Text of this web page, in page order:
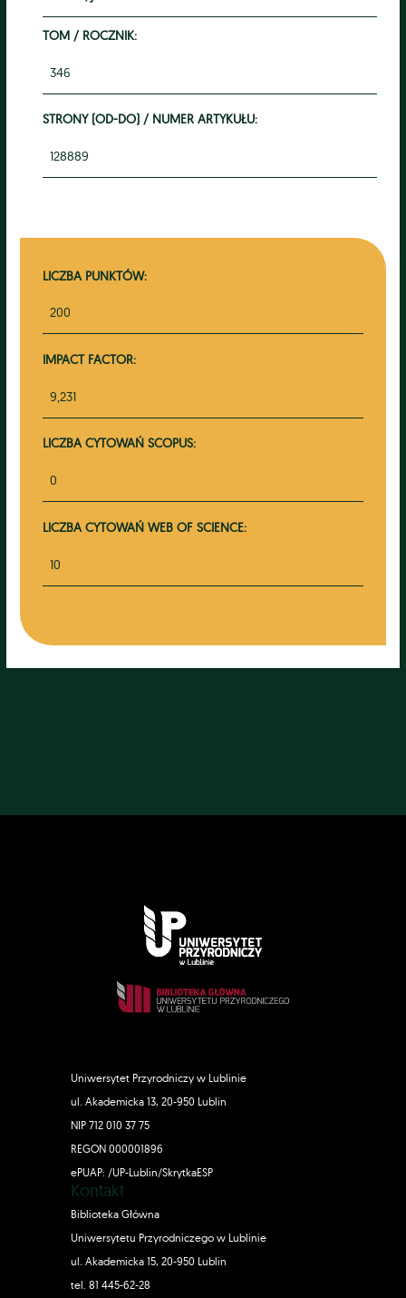
TOM / ROCZNIK:
346
STRONY (OD-DO) / NUMER ARTYKUŁU:
128889
LICZBA PUNKTÓW:
200
IMPACT FACTOR:
9,231
LICZBA CYTOWAŃ SCOPUS:
0
LICZBA CYTOWAŃ WEB OF SCIENCE:
10
Uniwersytet Przyrodniczy w Lublinie
ul. Akademicka 13, 20-950 Lublin
NIP 712 010 37 75
REGON 000001896
ePUAP: /UP-Lublin/SkrytkaESP
Kontakt
Biblioteka Główna
Uniwersytetu Przyrodniczego w Lublinie
ul. Akademicka 15, 20-950 Lublin
tel. 81 445-62-28